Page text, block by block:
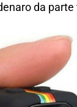
da parte